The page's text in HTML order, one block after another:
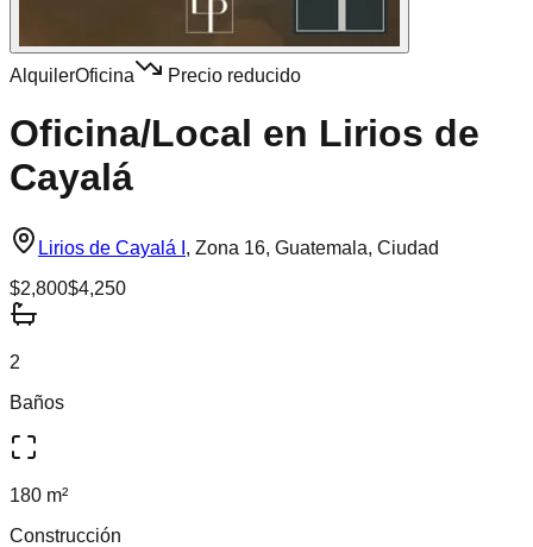
AlquilerOficina Precio reducido
Oficina/Local en Lirios de
Cayalá
Lirios de Cayalá I , Zona 16, Guatemala, Ciudad
$2,800$4,250
2
Baños
180 m²
Construcción